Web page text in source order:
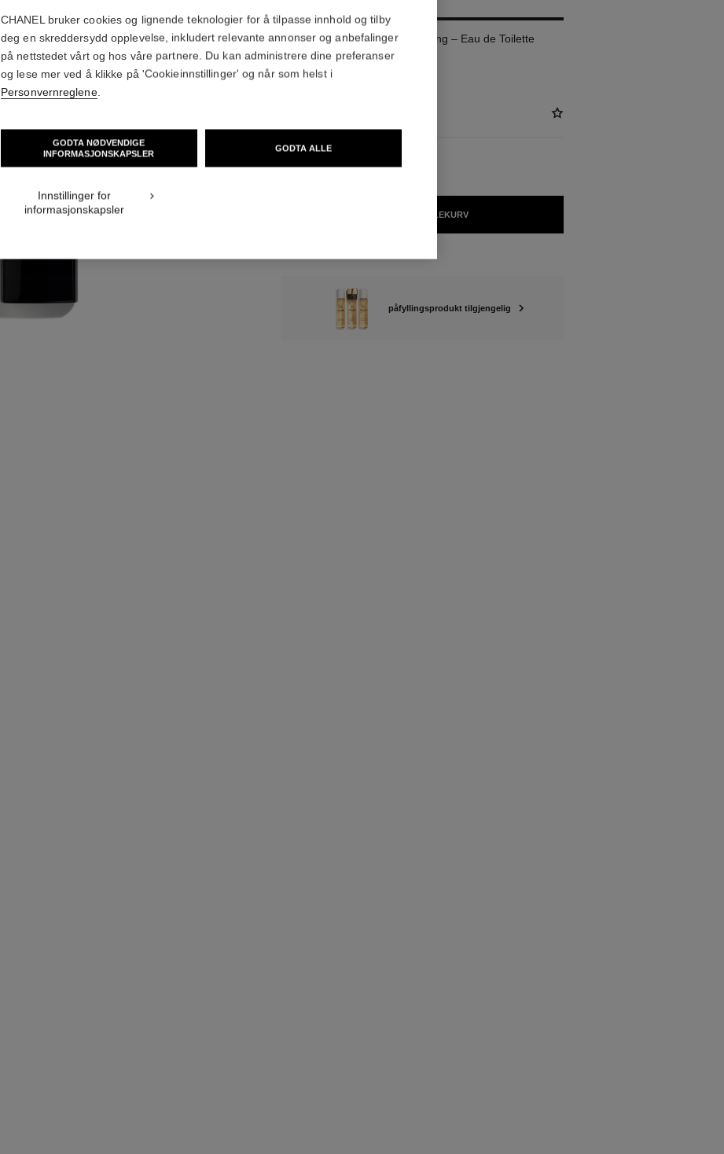
Twist and Spray Refillbar Flakong – Eau de Toilette
Flere detaljer
Ref. 105120
STØRRELSE
LEGG I HANDLEKURV
påfyllingsprodukt tilgjengelig
CHANEL bruker cookies og lignende teknologier for å tilpasse innhold og tilby
deg en skreddersydd opplevelse, inkludert relevante annonser og anbefalinger
på nettstedet vårt og hos våre partnere. Du kan administrere dine preferanser
og lese mer ved å klikke på 'Cookieinnstillinger' og når som helst i
Personvernreglene.
GODTA NØDVENDIGE
INFORMASJONSKAPSLER
GODTA ALLE
Innstillinger for
informasjonskapsler